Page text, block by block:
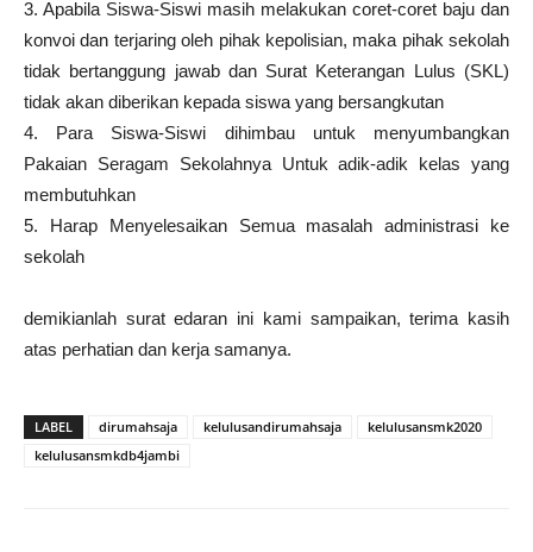
3. Apabila Siswa-Siswi masih melakukan coret-coret baju dan
konvoi dan terjaring oleh pihak kepolisian, maka pihak sekolah
tidak bertanggung jawab dan Surat Keterangan Lulus (SKL)
tidak akan diberikan kepada siswa yang bersangkutan
4. Para Siswa-Siswi dihimbau untuk menyumbangkan
Pakaian Seragam Sekolahnya Untuk adik-adik kelas yang
membutuhkan
5. Harap Menyelesaikan Semua masalah administrasi ke
sekolah
demikianlah surat edaran ini kami sampaikan, terima kasih
atas perhatian dan kerja samanya.
LABEL dirumahsaja kelulusandirumahsaja
kelulusansmk2020
kelulusansmkdb4jambi